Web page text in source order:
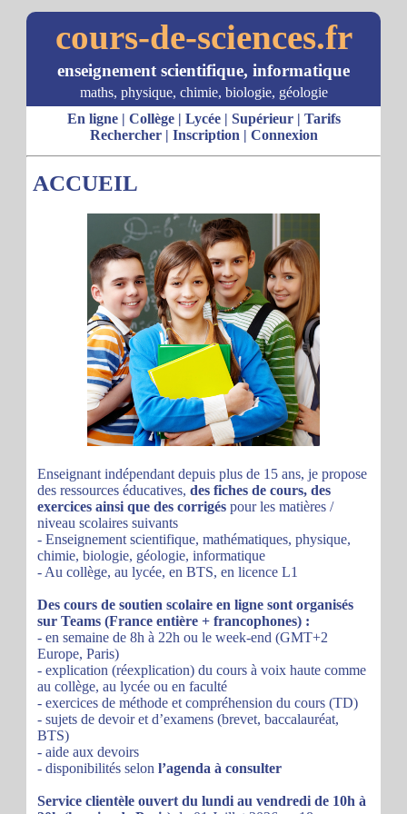
cours-de-sciences.fr
enseignement scientifique, informatique
maths, physique, chimie, biologie, géologie
En ligne| Collège| Lycée| Supérieur| Tarifs
Rechercher| Inscription | Connexion
ACCUEIL
Enseignant indépendant depuis plus de 15 ans, je propose
des ressources éducatives, des fiches de cours, des
exercices ainsi que des corrigés pour les matières /
niveau scolaires suivants
- Enseignement scientifique, mathématiques, physique,
chimie, biologie, géologie, informatique
- Au collège, au lycée, en BTS, en licence L1
Des cours de soutien scolaire en ligne sont organisés
sur Teams (France entière + francophones) :
- en semaine de 8h à 22h ou le week-end (GMT+2
Europe, Paris)
- explication (réexplication) du cours à voix haute comme
au collège, au lycée ou en faculté
- exercices de méthode et compréhension du cours (TD)
- sujets de devoir et d’examens (brevet, baccalauréat,
BTS)
- aide aux devoirs
- disponibilités selon l’agenda à consulter
Service clientèle ouvert du lundi au vendredi de 10h à